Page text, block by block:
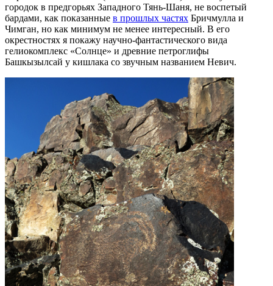
городок в предгорьях Западного Тянь-Шаня, не воспетый
бардами, как показанные в прошлых частях Бричмулла и
Чимган, но как минимум не менее интересный. В его
окрестностях я покажу научно-фантастического вида
гелиокомплекс «Солнце» и древние петроглифы
Башкызылсай у кишлака со звучным названием Невич.